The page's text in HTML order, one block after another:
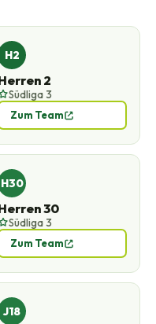
H2
2
Südliga 3
Zum Team
H30
30
Südliga 3
Zum Team
J18